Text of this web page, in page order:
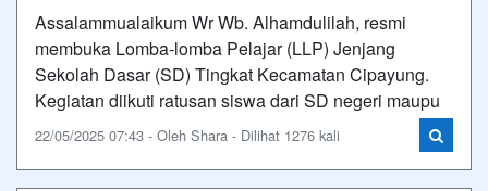
Assalammualaikum Wr Wb. Alhamdulilah, resmi
membuka Lomba-lomba Pelajar (LLP) Jenjang
Sekolah Dasar (SD) Tingkat Kecamatan Cipayung.
Kegiatan diikuti ratusan siswa dari SD negeri maupu
22/05/2025 07:43 - Oleh Shara - Dilihat 1276 kali